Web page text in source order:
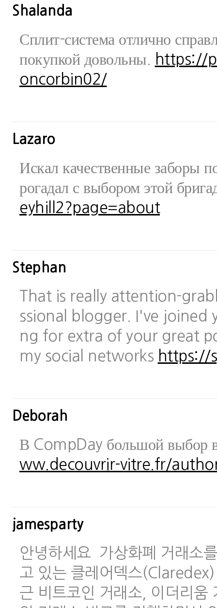
Shalanda
Сплит-система отлично
покупкой довольны.
https://
oncorbin02/
Lazaro
Искал качественные заборы
рогадал с выбором этой
eyhill2?page=about
Stephan
That is really attention-
ssional blogger. I've joined
ng for extra of your great
my social networks https://
Deborah
В CompDay большой выбор
ww.decouvrir-vitre.fr/
jamesparty
안녕하세요 가상화폐 거래소
고 있는 클레어덱스
근 비트코인 거래소, 이더리움